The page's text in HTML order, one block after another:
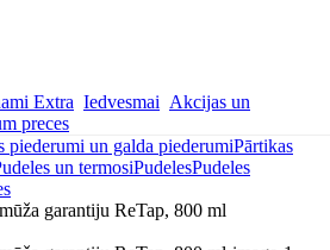
Extra Iedvesmai Akcijas un
preces
piederumi un galda piederumiPārtikas
un termosiPudelesPudeles